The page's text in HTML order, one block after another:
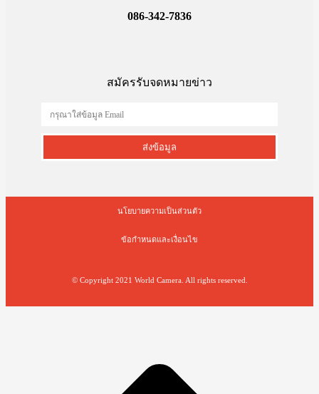
086-342-7836
สมัครรับจดหมายข่าว
ส่งข้อมูล
© Copyright 2021 World Camera. All rights reserved.
นโยบายความเป็นส่วนตัว
ข้อกำหนดและเงื่อนไข